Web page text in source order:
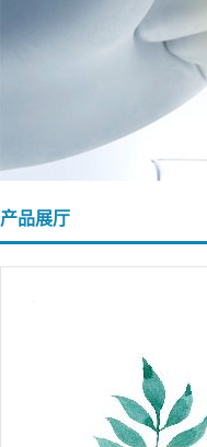
产品展厅